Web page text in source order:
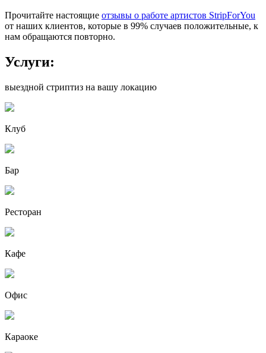
Прочитайте настоящие отзывы о работе артистов StripForYou
от наших клиентов, которые в 99% случаев положительные, к
нам обращаются повторно.
Услуги:
выездной стриптиз на вашу локацию
Клуб
Бар
Ресторан
Кафе
Офис
Караоке